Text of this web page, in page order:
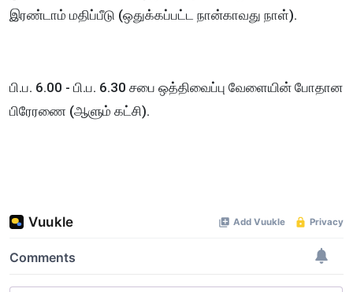
இரண்டாம் மதிப்பீடு (ஒதுக்கப்பட்ட நான்காவது நாள்).
பி.ப. 6.00 - பி.ப. 6.30 சபை ஒத்திவைப்பு வேளையின் போதான
பிரேரணை (ஆளும் கட்சி).